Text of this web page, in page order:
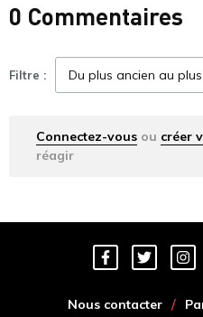
0 Commentaires
Filtre :
Connectez-vous ou créer
réagir
Nous contacter